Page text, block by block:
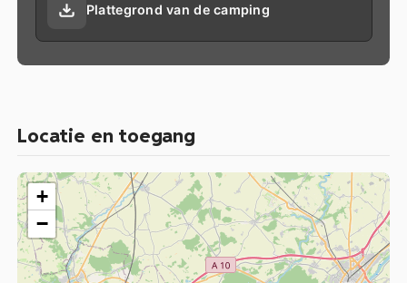
Plattegrond van de camping
Locatie en toegang
+
−